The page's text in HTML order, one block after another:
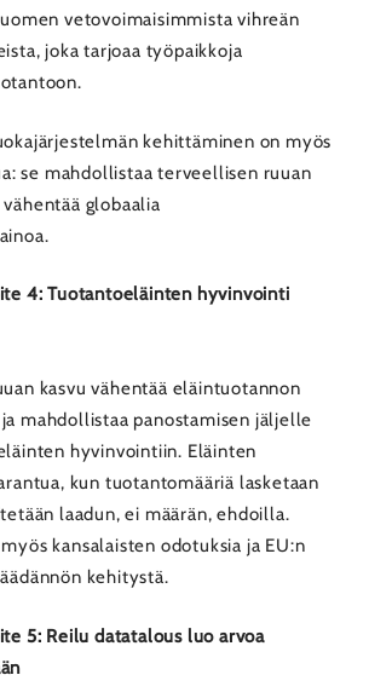
vetovoimaisimmista vihreän
joka tarjoaa työpaikkoja
kehittäminen on myös
se mahdollistaa terveellisen ruuan
globaalia
4: Tuotantoeläinten hyvinvointi
kasvu vähentää eläintuotannon
mahdollistaa panostamisen jäljelle
hyvinvointiin. Eläinten
kun tuotantomääriä lasketaan
laadun, ei määrän, ehdoilla.
kansalaisten odotuksia ja EU:n
kehitystä.
5: Reilu datatalous luo arvoa